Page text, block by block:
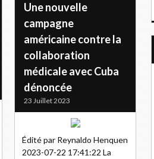
Une nouvelle
campagne
américaine contre la
collaboration
médicale avec Cuba
dénoncée
23 Juillet 2023
Édité par Reynaldo Henquen
2023-07-22 17:41:22 La